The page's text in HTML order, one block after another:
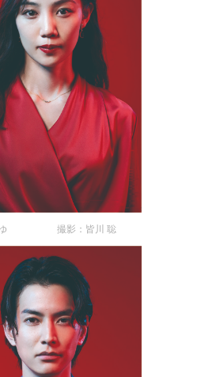
ゆ 撮影：皆川 聡